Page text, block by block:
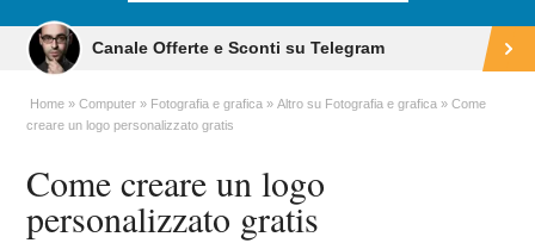
Canale Offerte e Sconti su Telegram
Home Computer Fotografia e grafica Altro su Fotografia e grafica
Come
creare un logo personalizzato gratis
Come creare un logo
personalizzato gratis